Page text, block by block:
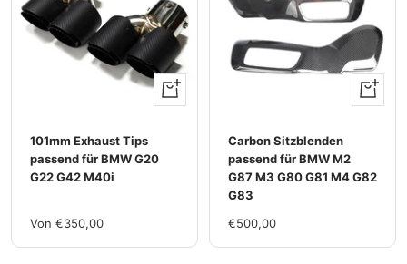
Ansehen
101mm Exhaust Tips
passend für BMW G20
G22 G42 M40i
Im
Von €350,00
Ansehen
Carbon Sitzblenden
passend für BMW M2
G87 M3 G80 G81 M4 G82
G83
Im
€500,00